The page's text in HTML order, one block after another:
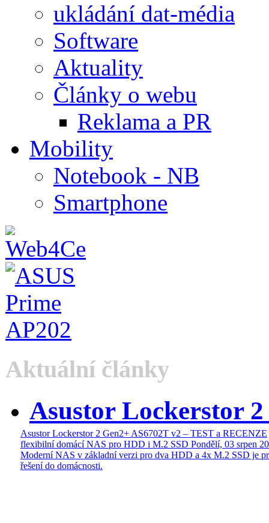
ukládání dat-média
Software
Aktuality
Články o webu
Reklama a PR
Mobility
Notebook - NB
Smartphone
Aktuální články
Asustor Lockerstor
Asustor Lockerstor 2 Gen2+ AS6702T v2 – TEST a RECENZE
flexibilní domácí NAS pro HDD i M.2 SSD Pondělí, 03 srpen
Moderní NAS v základní verzi pro dva HDD a 4x M.2 SSD je
řešení do domácnosti.